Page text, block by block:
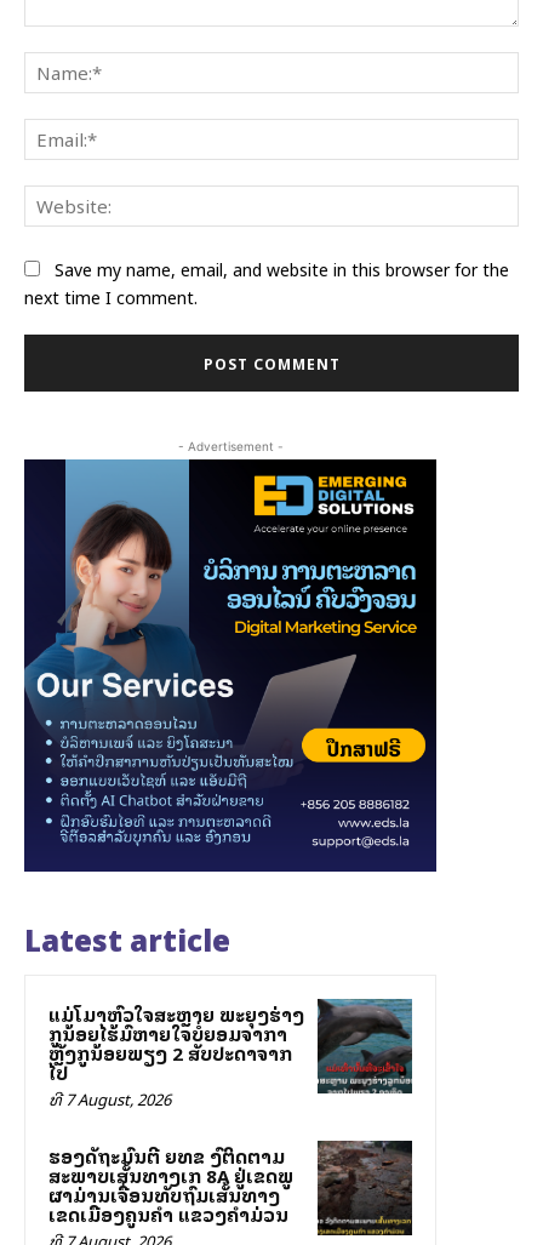
Save my name, email, and website in this browser for the
next time I comment.
- Advertisement -
Latest article
ແມ່ໂລມາຫົວໃຈສະຫຼາຍ ພະຍຸງຮ່າງ
ລູກນ້ອຍໄຮ້ລົມຫາຍໃຈບໍ່ຍອມຈາກລາ
ຫຼັງລູກນ້ອຍພຽງ 2 ສັບປະດາຈາກ
ໄປ
ທີ 7 August, 2026
ຮອງລັດຖະມົນຕີ ຍທຂ ລົງຕິດຕາມ
ສະພາບເສັ້ນທາງເລກ 8A ຢູ່ເຂດພູ
ຜາມ່ານເຈື່ອນທັບຖົມເສັ້ນທາງ
ເຂດເມືອງຄູນຄໍາ ແຂວງຄໍາມ່ວນ